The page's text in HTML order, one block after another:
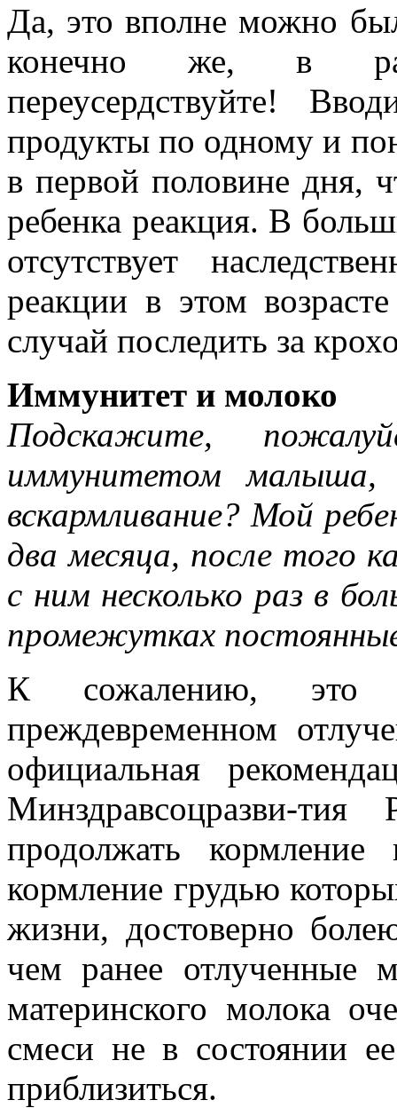
Да, это вполне можно
конечно же, в
переусердствуйте!
продукты по одному и
в первой половине дня,
ребенка реакция. В
отсутствует
реакции в этом
случай последить за
Иммунитет и молоко
Подскажите,
иммунитетом малыша,
вскармливание? Мой
два месяца, после того
с ним несколько раз в
промежутках
К сожалению, это
преждевременном
официальная
Минздравсоцразви-
продолжать
кормление грудью
жизни, достоверно
чем ранее отлученные
материнского молока
смеси не в состоянии
приблизиться.